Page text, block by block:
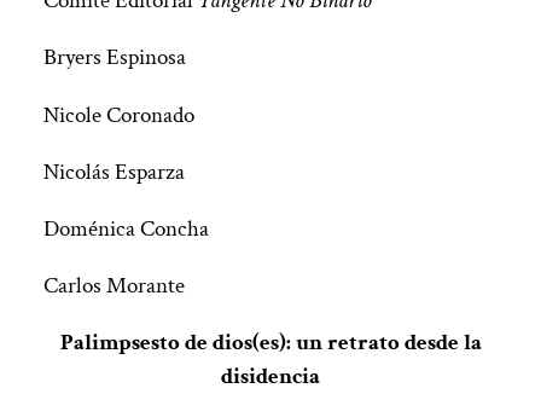
Bryers Espinosa
Nicole Coronado
Nicolás Esparza
Doménica Concha
Carlos Morante
Palimpsesto de dios(es): un retrato desde la
disidencia